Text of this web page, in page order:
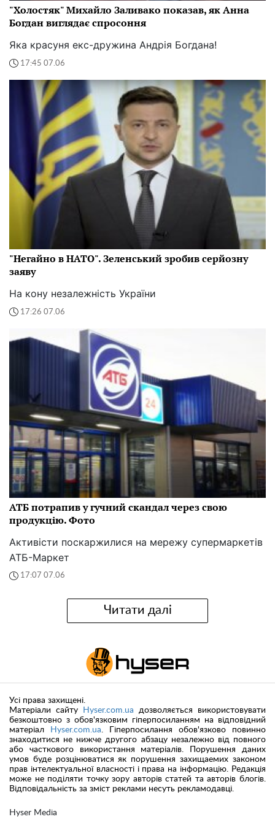
"Холостяк" Михайло Заливако показав, як Анна
Богдан виглядає спросоння
Яка красуня екс-дружина Андрія Богдана!
17:45 07.06
"Негайно в НАТО". Зеленський зробив серйозну
заяву
На кону незалежність України
17:26 07.06
АТБ потрапив у гучний скандал через свою
продукцію. Фото
Активісти поскаржилися на мережу супермаркетів
АТБ-Маркет
17:07 07.06
Читати далі
Hyser Media
Усі права захищені.
Матеріали сайту
Hyser.com.ua дозволяється використовувати
безкоштовно з обов'язковим гіперпосиланням на відповідний
матеріал
Hyser.com.ua. Гіперпосилання обов'язково повинно
знаходитися не нижче другого абзацу незалежно від повного
або часткового використання матеріалів. Порушення даних
умов буде розцінюватися як порушення захищаемих законом
прав інтелектуальної власності і права на інформацію. Редакція
може не поділяти точку зору авторів статей та авторів блогів.
Відповідальність за зміст реклами несуть рекламодавці.